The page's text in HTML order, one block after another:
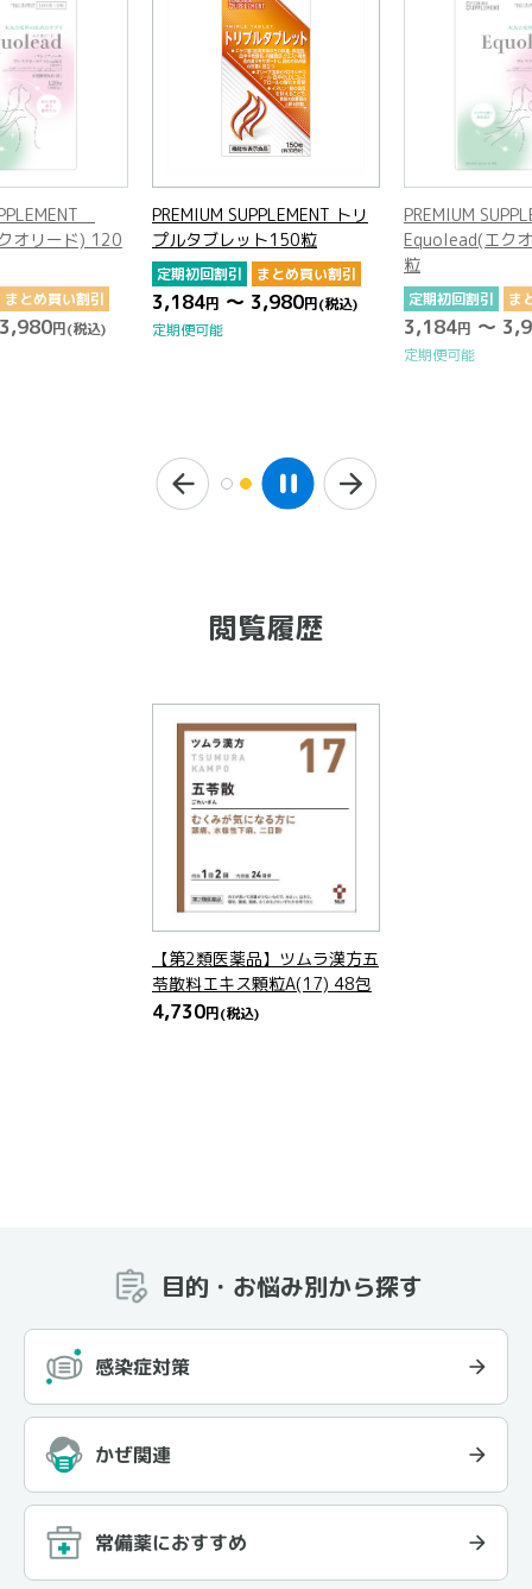
オリード) 120
まとめ買い割引
円(税込)
PREMIUM SUPPLEMENT トリ
プルタブレット150粒
定期初回割引 まとめ買い割引
3,184円 ～ 3,980円(税込)
定期便可能
PREMIUM
Equolead(エク
粒
定期初回割引 ま
3,184円 ～
定期便可能
閲覧履歴
【第2類医薬品】ツムラ漢方五
苓散料エキス顆粒A(17) 48包
4,730円(税込)
目的・お悩み別から探す
感染症対策
かぜ関連
常備薬におすすめ